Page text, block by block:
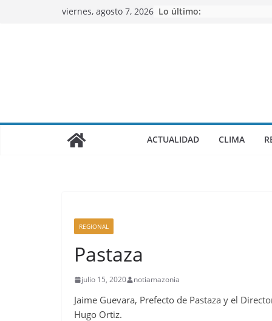
viernes, agosto 7, 2026 Lo último:
ACTUALIDAD CLIMA
REGIONAL
Pastaza
julio 15, 2020 notiamazonia
Jaime Guevara, Prefecto de Pastaza y el
Hugo Ortiz.